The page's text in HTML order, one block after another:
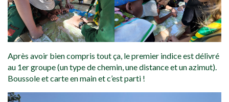
Après avoir bien compris tout ça, le premier indice est délivré
au 1er groupe (un type de chemin, une distance et un azimut).
Boussole et carte en main et c’est parti !